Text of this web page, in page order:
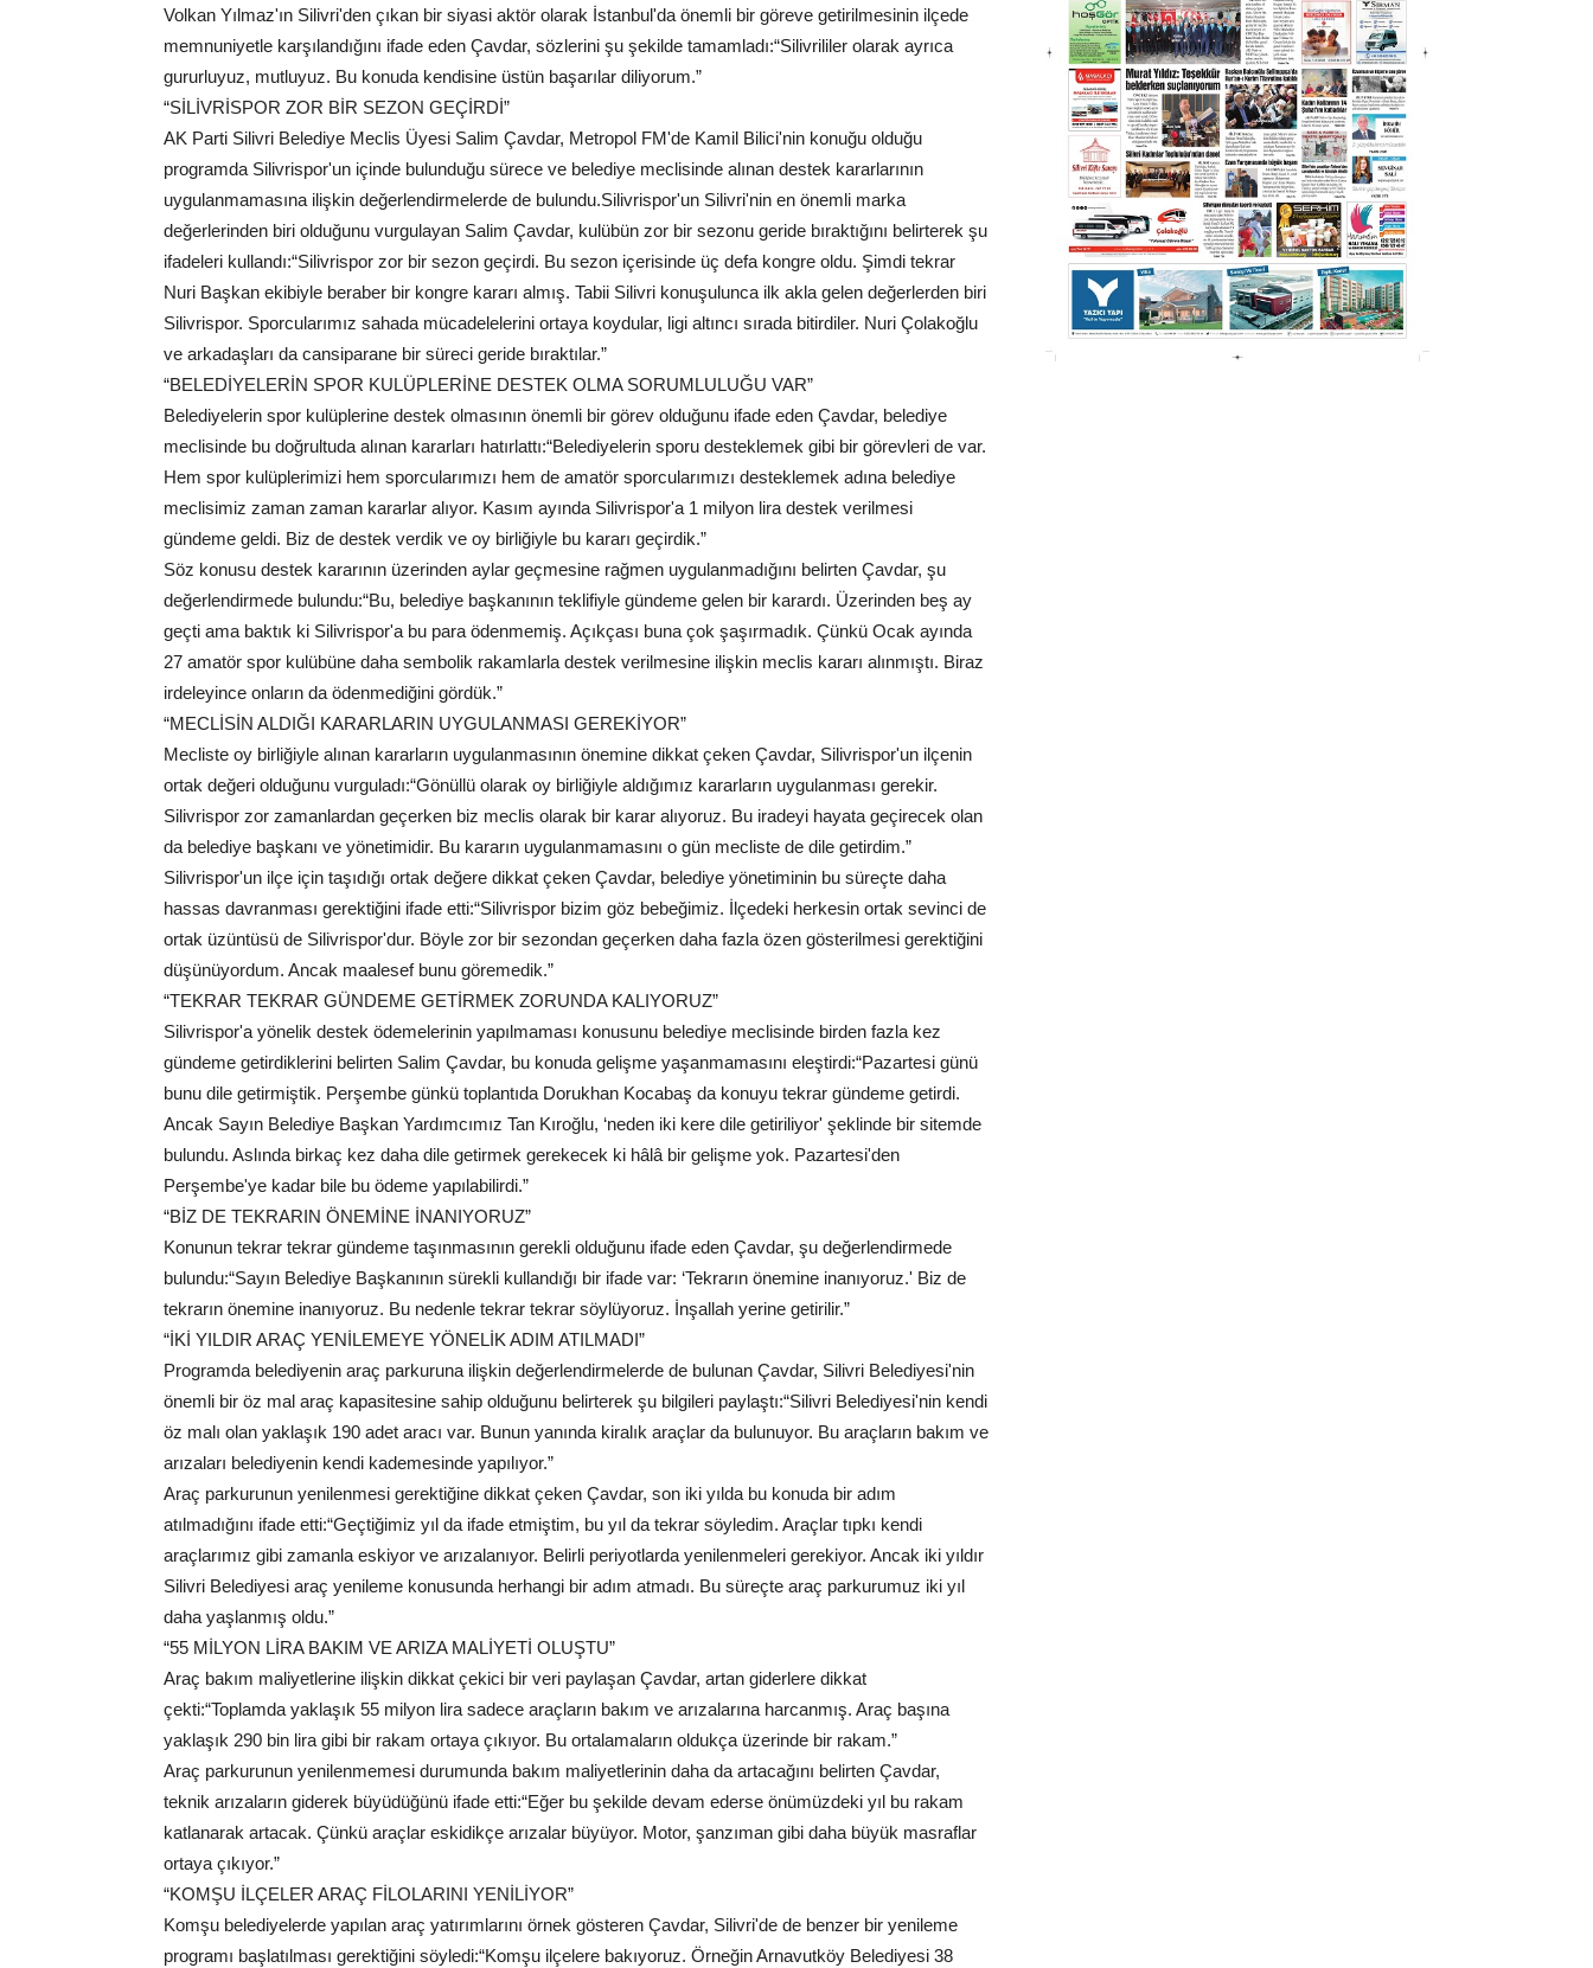
Volkan Yılmaz'ın Silivri'den çıkan bir siyasi aktör olarak İstanbul'da önemli bir göreve getirilmesinin ilçede
memnuniyetle karşılandığını ifade eden Çavdar, sözlerini şu şekilde tamamladı:“Silivrililer olarak ayrıca
gururluyuz, mutluyuz. Bu konuda kendisine üstün başarılar diliyorum.”
“SİLİVRİSPOR ZOR BİR SEZON GEÇİRDİ”
AK Parti Silivri Belediye Meclis Üyesi Salim Çavdar, Metropol FM'de Kamil Bilici'nin konuğu olduğu
programda Silivrispor'un içinde bulunduğu sürece ve belediye meclisinde alınan destek kararlarının
uygulanmamasına ilişkin değerlendirmelerde de bulundu.Silivrispor'un Silivri'nin en önemli marka
değerlerinden biri olduğunu vurgulayan Salim Çavdar, kulübün zor bir sezonu geride bıraktığını belirterek şu
ifadeleri kullandı:“Silivrispor zor bir sezon geçirdi. Bu sezon içerisinde üç defa kongre oldu. Şimdi tekrar
Nuri Başkan ekibiyle beraber bir kongre kararı almış. Tabii Silivri konuşulunca ilk akla gelen değerlerden biri
Silivrispor. Sporcularımız sahada mücadelelerini ortaya koydular, ligi altıncı sırada bitirdiler. Nuri Çolakoğlu
ve arkadaşları da cansiparane bir süreci geride bıraktılar.”
“BELEDİYELERİN SPOR KULÜPLERİNE DESTEK OLMA SORUMLULUĞU VAR”
Belediyelerin spor kulüplerine destek olmasının önemli bir görev olduğunu ifade eden Çavdar, belediye
meclisinde bu doğrultuda alınan kararları hatırlattı:“Belediyelerin sporu desteklemek gibi bir görevleri de var.
Hem spor kulüplerimizi hem sporcularımızı hem de amatör sporcularımızı desteklemek adına belediye
meclisimiz zaman zaman kararlar alıyor. Kasım ayında Silivrispor'a 1 milyon lira destek verilmesi
gündeme geldi. Biz de destek verdik ve oy birliğiyle bu kararı geçirdik.”
Söz konusu destek kararının üzerinden aylar geçmesine rağmen uygulanmadığını belirten Çavdar, şu
değerlendirmede bulundu:“Bu, belediye başkanının teklifiyle gündeme gelen bir karardı. Üzerinden beş ay
geçti ama baktık ki Silivrispor'a bu para ödenmemiş. Açıkçası buna çok şaşırmadık. Çünkü Ocak ayında
27 amatör spor kulübüne daha sembolik rakamlarla destek verilmesine ilişkin meclis kararı alınmıştı. Biraz
irdeleyince onların da ödenmediğini gördük.”
“MECLİSİN ALDIĞI KARARLARIN UYGULANMASI GEREKİYOR”
Mecliste oy birliğiyle alınan kararların uygulanmasının önemine dikkat çeken Çavdar, Silivrispor'un ilçenin
ortak değeri olduğunu vurguladı:“Gönüllü olarak oy birliğiyle aldığımız kararların uygulanması gerekir.
Silivrispor zor zamanlardan geçerken biz meclis olarak bir karar alıyoruz. Bu iradeyi hayata geçirecek olan
da belediye başkanı ve yönetimidir. Bu kararın uygulanmamasını o gün mecliste de dile getirdim.”
Silivrispor'un ilçe için taşıdığı ortak değere dikkat çeken Çavdar, belediye yönetiminin bu süreçte daha
hassas davranması gerektiğini ifade etti:“Silivrispor bizim göz bebeğimiz. İlçedeki herkesin ortak sevinci de
ortak üzüntüsü de Silivrispor'dur. Böyle zor bir sezondan geçerken daha fazla özen gösterilmesi gerektiğini
düşünüyordum. Ancak maalesef bunu göremedik.”
“TEKRAR TEKRAR GÜNDEME GETİRMEK ZORUNDA KALIYORUZ”
Silivrispor'a yönelik destek ödemelerinin yapılmaması konusunu belediye meclisinde birden fazla kez
gündeme getirdiklerini belirten Salim Çavdar, bu konuda gelişme yaşanmamasını eleştirdi:“Pazartesi günü
bunu dile getirmiştik. Perşembe günkü toplantıda Dorukhan Kocabaş da konuyu tekrar gündeme getirdi.
Ancak Sayın Belediye Başkan Yardımcımız Tan Kıroğlu, ‘neden iki kere dile getiriliyor' şeklinde bir sitemde
bulundu. Aslında birkaç kez daha dile getirmek gerekecek ki hâlâ bir gelişme yok. Pazartesi'den
Perşembe'ye kadar bile bu ödeme yapılabilirdi.”
“BİZ DE TEKRARIN ÖNEMİNE İNANIYORUZ”
Konunun tekrar tekrar gündeme taşınmasının gerekli olduğunu ifade eden Çavdar, şu değerlendirmede
bulundu:“Sayın Belediye Başkanının sürekli kullandığı bir ifade var: ‘Tekrarın önemine inanıyoruz.' Biz de
tekrarın önemine inanıyoruz. Bu nedenle tekrar tekrar söylüyoruz. İnşallah yerine getirilir.”
“İKİ YILDIR ARAÇ YENİLEMEYE YÖNELİK ADIM ATILMADI”
Programda belediyenin araç parkuruna ilişkin değerlendirmelerde de bulunan Çavdar, Silivri Belediyesi'nin
önemli bir öz mal araç kapasitesine sahip olduğunu belirterek şu bilgileri paylaştı:“Silivri Belediyesi'nin kendi
öz malı olan yaklaşık 190 adet aracı var. Bunun yanında kiralık araçlar da bulunuyor. Bu araçların bakım ve
arızaları belediyenin kendi kademesinde yapılıyor.”
Araç parkurunun yenilenmesi gerektiğine dikkat çeken Çavdar, son iki yılda bu konuda bir adım
atılmadığını ifade etti:“Geçtiğimiz yıl da ifade etmiştim, bu yıl da tekrar söyledim. Araçlar tıpkı kendi
araçlarımız gibi zamanla eskiyor ve arızalanıyor. Belirli periyotlarda yenilenmeleri gerekiyor. Ancak iki yıldır
Silivri Belediyesi araç yenileme konusunda herhangi bir adım atmadı. Bu süreçte araç parkurumuz iki yıl
daha yaşlanmış oldu.”
“55 MİLYON LİRA BAKIM VE ARIZA MALİYETİ OLUŞTU”
Araç bakım maliyetlerine ilişkin dikkat çekici bir veri paylaşan Çavdar, artan giderlere dikkat
çekti:“Toplamda yaklaşık 55 milyon lira sadece araçların bakım ve arızalarına harcanmış. Araç başına
yaklaşık 290 bin lira gibi bir rakam ortaya çıkıyor. Bu ortalamaların oldukça üzerinde bir rakam.”
Araç parkurunun yenilenmemesi durumunda bakım maliyetlerinin daha da artacağını belirten Çavdar,
teknik arızaların giderek büyüdüğünü ifade etti:“Eğer bu şekilde devam ederse önümüzdeki yıl bu rakam
katlanarak artacak. Çünkü araçlar eskidikçe arızalar büyüyor. Motor, şanzıman gibi daha büyük masraflar
ortaya çıkıyor.”
“KOMŞU İLÇELER ARAÇ FİLOLARINI YENİLİYOR”
Komşu belediyelerde yapılan araç yatırımlarını örnek gösteren Çavdar, Silivri'de de benzer bir yenileme
programı başlatılması gerektiğini söyledi:“Komşu ilçelere bakıyoruz. Örneğin Arnavutköy Belediyesi 38